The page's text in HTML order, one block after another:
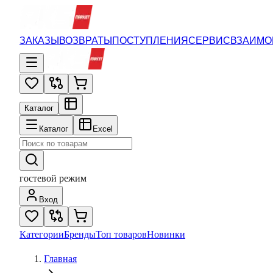
ЗАКАЗЫВОЗВРАТЫПОСТУПЛЕНИЯСЕРВИС
Каталог
Каталог Excel
гостевой режим
Вход
КатегорииБрендыТоп товаровНовинки
Главная